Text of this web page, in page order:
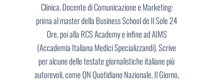
Clinica. Docente di Comunicazione e Marketing:
prima al master della Business School de Il Sole 24
Ore, poi alla RCS Academy e infine ad AIMS
(Accademia Italiana Medici Specializzandi). Scrive
per alcune delle testate giornalistiche italiane più
autorevoli, come QN Quotidiano Nazionale, Il Giorno,